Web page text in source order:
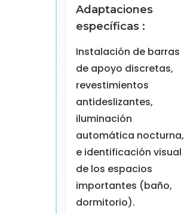
Adaptaciones
específicas :
Instalación de barras
de apoyo discretas,
revestimientos
antideslizantes,
iluminación
automática nocturna,
e identificación visual
de los espacios
importantes (baño,
dormitorio).